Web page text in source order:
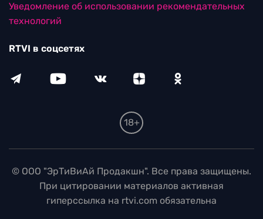
Уведомление об использовании рекомендательных
технологий
RTVI в соцсетях
18+
© ООО "ЭрТиВиАй Продакшн". Все права защищены.
При цитировании материалов активная
гиперссылка на rtvi.com обязательна